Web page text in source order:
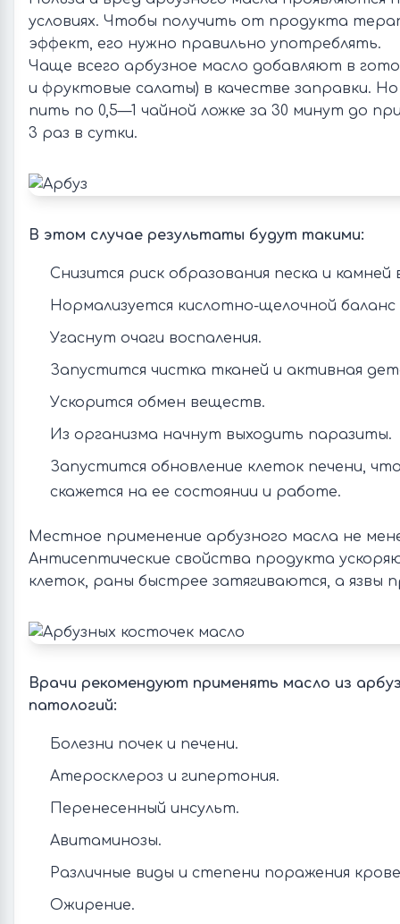
условиях. Чтобы получить от продукта
эффект, его нужно правильно употреблять.
Чаще всего арбузное масло добавляют в
и фруктовые салаты) в качестве заправки.
пить по 0,5—1 чайной ложке за 30 минут до
3 раз в сутки.
В этом случае результаты будут такими:
Снизится риск образования песка и камней
Нормализуется кислотно-щелочной баланс
Угаснут очаги воспаления.
Запустится чистка тканей и активная
Ускорится обмен веществ.
Из организма начнут выходить паразиты.
Запустится обновление клеток печени,
скажется на ее состоянии и работе.
Местное применение арбузного масла не
Антисептические свойства продукта
клеток, раны быстрее затягиваются, а язвы
Врачи рекомендуют применять масло из
патологий:
Болезни почек и печени.
Атеросклероз и гипертония.
Перенесенный инсульт.
Авитаминозы.
Различные виды и степени поражения
Ожирение.